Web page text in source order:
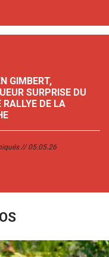
GIMBERT,
SURPRISE DU
RALLYE DE LA
05.05.26